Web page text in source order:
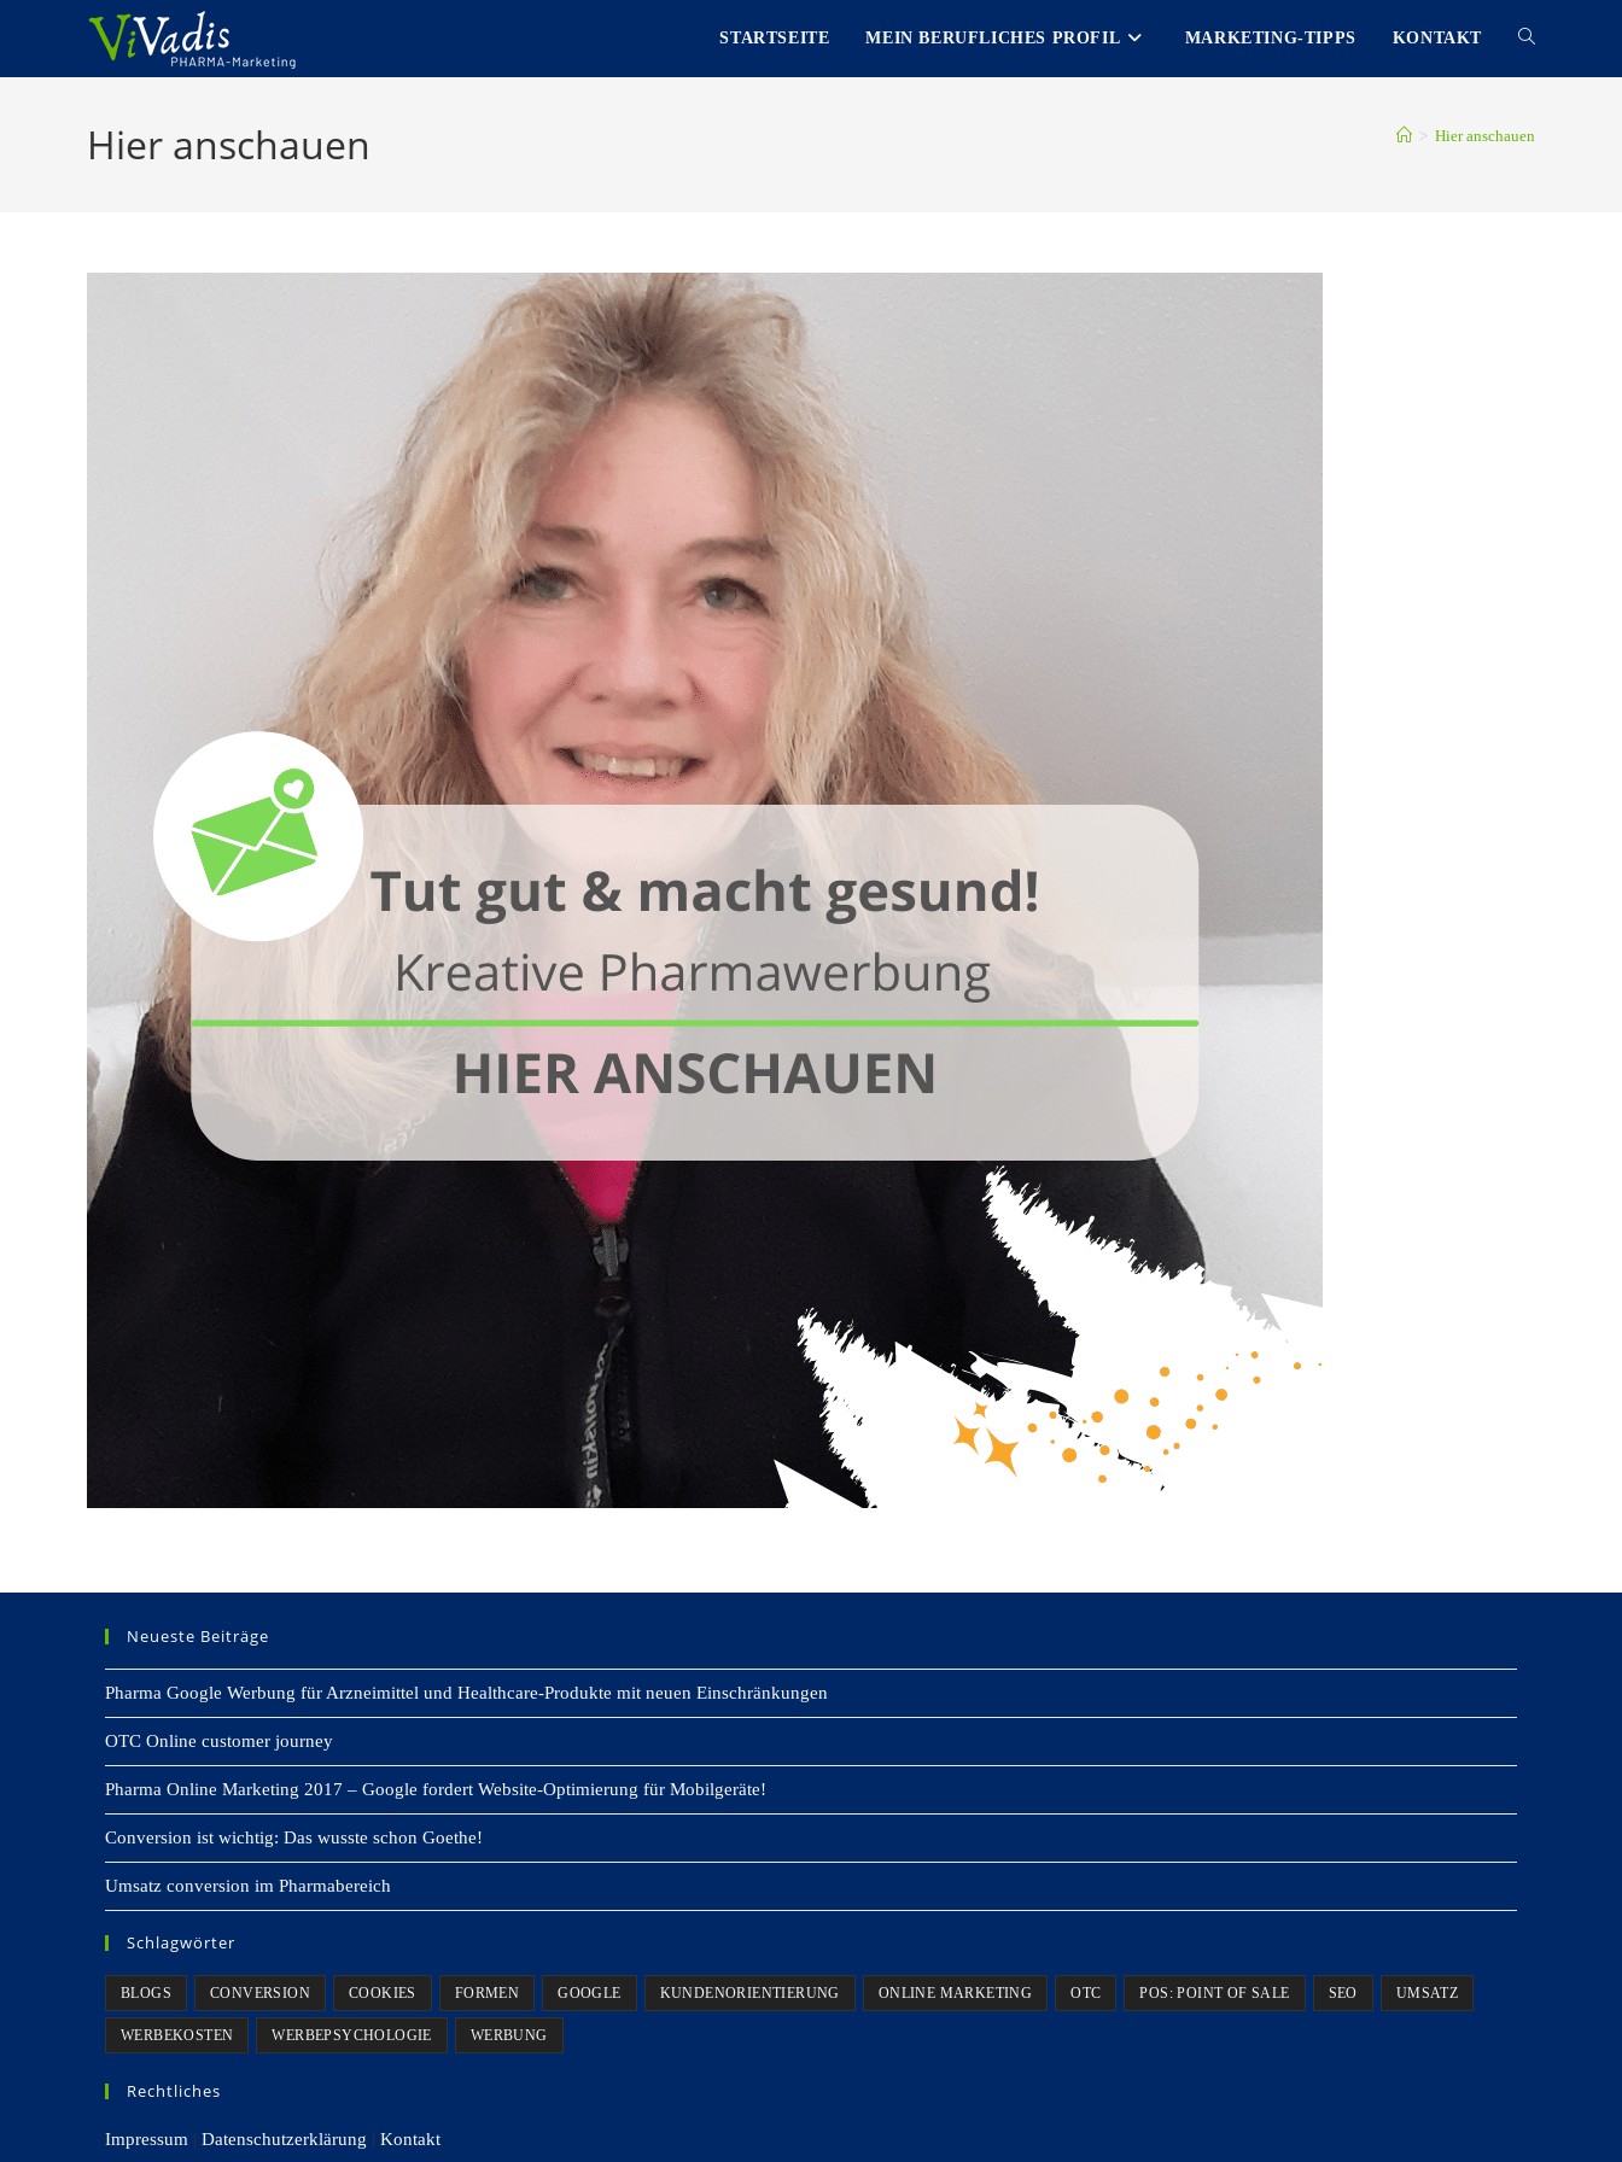
springen
STARTSEITE MEIN BERUFLICHES PROFIL MARKETING-TIPPS KONTAKT TOGGLE
Hier anschauen > Hier anschauen
Neueste Beiträge
Pharma Google Werbung für Arzneimittel und Healthcare-Produkte mit neuen Einschränkungen
OTC Online customer journey
Pharma Online Marketing 2017 – Google fordert Website-Optimierung für Mobilgeräte!
Conversion ist wichtig: Das wusste schon Goethe!
Umsatz conversion im Pharmabereich
Schlagwörter
BLOGS CONVERSION COOKIES FORMEN GOOGLE KUNDENORIENTIERUNG ONLINE MARKETING OTC POS: POINT OF SALE SEO UMSATZ
WERBEKOSTEN WERBEPSYCHOLOGIE WERBUNG
Rechtliches
Impressum | Datenschutzerklärung | Kontakt